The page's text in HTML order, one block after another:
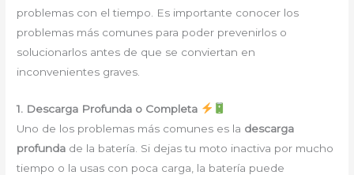
problemas con el tiempo. Es importante conocer los
problemas más comunes para poder prevenirlos o
solucionarlos antes de que se conviertan en
inconvenientes graves.
1. Descarga Profunda o Completa
Uno de los problemas más comunes es la descarga
profunda de la batería. Si dejas tu moto inactiva por mucho
tiempo o la usas con poca carga, la batería puede